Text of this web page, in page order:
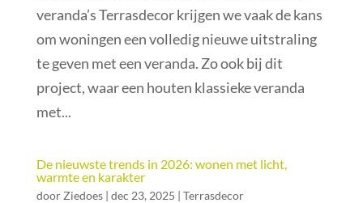
veranda’s Terrasdecor krijgen we vaak de kans
om woningen een volledig nieuwe uitstraling
te geven met een veranda. Zo ook bij dit
project, waar een houten klassieke veranda
met...
De nieuwste trends in 2026: wonen met licht,
warmte en karakter
door Ziedoes| dec 23, 2025 | Terrasdecor